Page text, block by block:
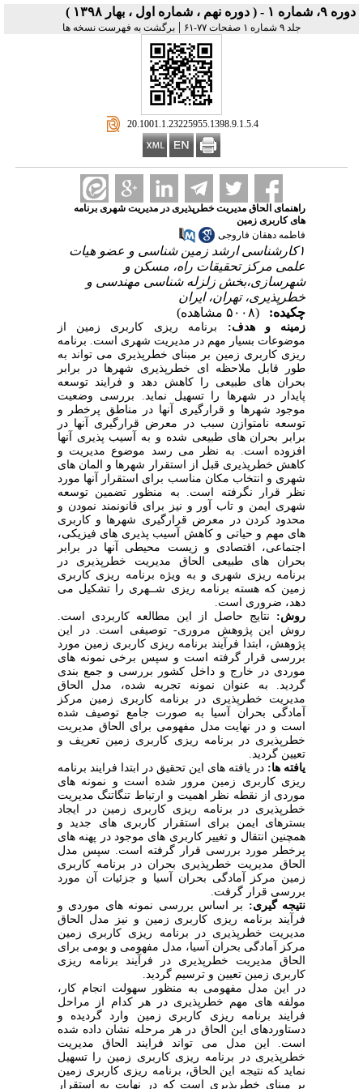
دوره ۹، شماره ۱ - ( دوره نهم ، شماره اول ، بهار ۱۳۹۸ )
جلد ۹ شماره ۱ صفحات ۷۷-۶۱ | برگشت به فهرست نسخه ها
‎ 20.1001.1.23225955.1398.9.1.5.4
راهنمای الحاق مدیریت خطرپذیری در مدیریت شهری برنامه
های کاربری زمین
فاطمه دهقان فاروجی
۱کارشناسی ارشد زمین شناسی و عضو هیات
علمی مرکز تحقیقات راه، مسکن و
شهرسازی،بخش زلزله شناسی مهندسی و
خطرپذیری، تهران، ایران
چکیده:
(۵۰۰۸ مشاهده)
زمینه و هدف: برنامه ریزی کاربری زمین از
موضوعات بسیار مهم در مدیریت شهری است. برنامه
ریزی کاربری زمین بر مبنای خطرپذیری می تواند به
طور قابل ملاحظه ای خطرپذیری شهرها در برابر
بحران های طبیعی را کاهش دهد و فرایند توسعه
پایدار در شهرها را تسهیل نماید. بررسی وضعیت
موجود شهرها و قرارگیری آنها در مناطق پرخطر و
توسعه نامتوازن سبب در معرض قرارگیری آنها در
برابر بحران های طبیعی شده و به آسیب پذیری آنها
افزوده است. به نظر می رسد موضوع مدیریت و
کاهش خطرپذیری قبل از استقرار شهرها و المان های
شهری و انتخاب مکان مناسب برای استقرار آنها مورد
نظر قرار نگرفته است. به منظور تضمین توسعه
شهری ایمن و تاب آور و نیز برای قانونمند نمودن و
محدود کردن در معرض قرارگیری شهرها و کاربری
های مهم و حیاتی و کاهش آسیب پذیری های فیزیکی،
اجتماعی، اقتصادی و زیست محیطی آنها در برابر
بحران های طبیعی
الحاق مدیریت خطرپذیری در
برنامه ریزی شهری و به ویژه برنامه ریزی کاربری
زمین که هسته برنامه ریزی شــهری را تشکیل می
دهد، ضروری است.
روش: نتایج حاصل از این مطالعه کاربردی است.
روش این پژوهش مروری- توصیفی است. در این
پژوهش، ابتدا فرآیند برنامه ریزی کاربری زمین مورد
بررسی قرار گرفته است و سپس برخی نمونه های
موردی در خارج و داخل کشور بررسی و جمع بندی
گردید. به عنوان نمونه تجربه شده، مدل الحاق
مدیریت خطرپذیری در برنامه کاربری زمین مرکز
آمادگی بحران آسیا به صورت جامع توصیف شده
است و در نهایت مدل مفهومی برای الحاق مدیریت
خطرپذیری در برنامه ریزی کاربری زمین تعریف و
تعیین گردید.
یافته ها: در یافته های این تحقیق در ابتدا فرایند برنامه
ریزی کاربری زمین مرور شده است و نمونه های
موردی از نقطه نظر اهمیت و ارتباط تنگاتنگ مدیریت
خطرپذیری در برنامه ریزی کاربری زمین در ایجاد
بسترهای ایمن برای استقرار کاربری های جدید و
همچنین انتقال و تغییر کاربری های موجود در پهنه های
پرخطر مورد بررسی قرار گرفته است. سپس مدل
الحاق مدیریت خطرپذیری بحران در برنامه کاربری
زمین مرکز آمادگی بحران آسیا و جزئیات آن مورد
بررسی قرار گرفت.
نتیجه گیری: بر اساس بررسی نمونه های موردی و
فرآیند برنامه ریزی کاربری زمین و نیز مدل الحاق
مدیریت خطرپذیری در برنامه ریزی کاربری زمین
مرکز آمادگی بحران آسیا، مدل مفهومی و بومی برای
الحاق مدیریت خطرپذیری در فرآیند برنامه ریزی
کاربری زمین تعیین و ترسیم گردید.
در این مدل مفهومی به منظور سهولت انجام کار،
مولفه های مهم خطرپذیری در هر کدام از مراحل
فرایند برنامه ریزی کاربری زمین وارد گردیده و
دستاوردهای این الحاق در هر مرحله نشان داده شده
است. این مدل می تواند فرایند الحاق مدیریت
خطرپذیری در برنامه ریزی کاربری زمین را تسهیل
نماید که نتیجه این الحاق، برنامه ریزی کاربری زمین
بر مبنای خطرپذیری است که در نهایت به استقرار